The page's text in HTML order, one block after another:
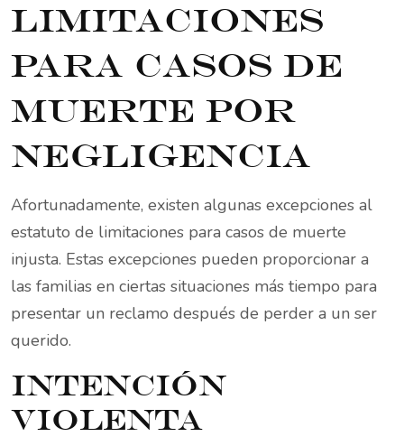
limitaciones
para casos de
muerte por
negligencia
Afortunadamente, existen algunas excepciones al
estatuto de limitaciones para casos de muerte
injusta. Estas excepciones pueden proporcionar a
las familias en ciertas situaciones más tiempo para
presentar un reclamo después de perder a un ser
querido.
Intención
violenta